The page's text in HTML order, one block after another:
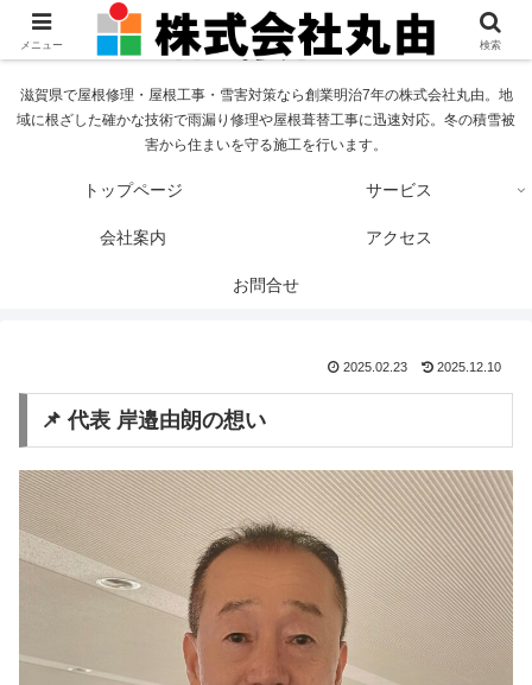
滋賀県で屋根修理・屋根工事・雪害対策なら創業明治7年の株式会社丸由。地
域に根ざした確かな技術で雨漏り修理や屋根葺替工事に迅速対応。冬の積雪被
害から住まいを守る施工を行います。
トップページ サービス
会社案内 アクセス
お問合せ
2025.02.23 2025.12.10
📌 代表 岸邉由朗の想い
メニュー 検索